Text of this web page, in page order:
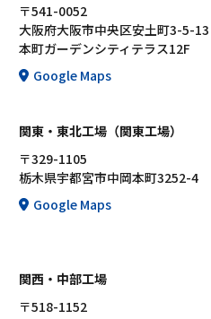
〒541-0052
大阪府大阪市中央区安土町3-5-13
本町ガーデンシティテラス12F
Google Maps
関東・東北工場（関東工場）
〒329-1105
栃木県宇都宮市中岡本町3252-4
Google Maps
関西・中部工場
〒518-1152